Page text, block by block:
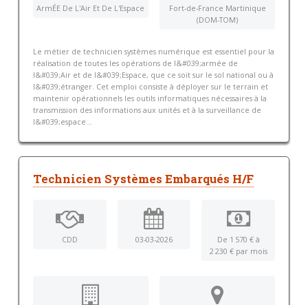
ArmÉE De L'Air Et De L'Espace
Fort-de-France Martinique
(DOM-TOM)
Le métier de technicien systèmes numérique est essentiel pour la
réalisation de toutes les opérations de l&#039;armée de
l&#039;Air et de l&#039;Espace, que ce soit sur le sol national ou à
l&#039;étranger. Cet emploi consiste à déployer sur le terrain et
maintenir opérationnels les outils informatiques nécessaires à la
transmission des informations aux unités et à la surveillance de
l&#039;espace...
Technicien Systèmes Embarqués H/F
CDD 03-03-2026
De 1 570 € à
2 230 € par mois